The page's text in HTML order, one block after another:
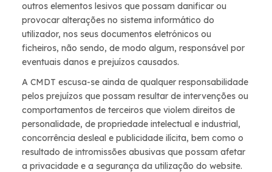
outros elementos lesivos que possam danificar ou
provocar alterações no sistema informático do
utilizador, nos seus documentos eletrónicos ou
ficheiros, não sendo, de modo algum, responsável por
eventuais danos e prejuízos causados.
A CMDT escusa-se ainda de qualquer responsabilidade
pelos prejuízos que possam resultar de intervenções ou
comportamentos de terceiros que violem direitos de
personalidade, de propriedade intelectual e industrial,
concorrência desleal e publicidade ilícita, bem como o
resultado de intromissões abusivas que possam afetar
a privacidade e a segurança da utilização do website.